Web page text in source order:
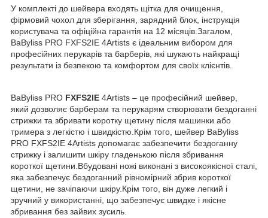
У комплекті до шейвера входять щітка для очищення,
фірмовий чохол для зберігання, зарядний блок, інструкція
користувача та офіційна гарантія на 12 місяців.Загалом,
BaByliss PRO FXFS2IE 4Artists є ідеальним вибором для
професійних перукарів та барберів, які шукають найкращі
результати із безпекою та комфортом для своїх клієнтів.
BaByliss PRO FXFS2IE 4Artists – це професійний шейвер,
який дозволяє барберам та перукарям створювати бездоганні
стрижки та збривати коротку щетину після машинки або
тримера з легкістю і швидкістю.Крім того, шейвер BaByliss
PRO FXFS2IE 4Artists допомагає забезпечити бездоганну
стрижку і залишити шкіру гладенькою після збривання
короткої щетини.Вбудовані ножі виконані з високоякісної сталі,
яка забезпечує бездоганний рівномірний збрив короткої
щетини, не зачіпаючи шкіру.Крім того, він дуже легкий і
зручний у використанні, що забезпечує швидке і якісне
збривання без зайвих зусиль.